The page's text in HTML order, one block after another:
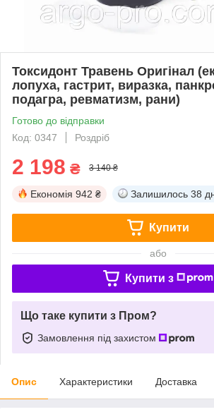
Токсидонт Травень Оригінал
лопуха, гастрит, виразка,
подагра, ревматизм, рани)
Готово до відправки
Код: 0347
Роздріб
2 198 ₴ 3 140 ₴
Економія 942 ₴ Залишилось 38
Купити
або
Купити з
Що таке купити з Пром?
Замовлення під захистом
Опис Характеристики Доставка